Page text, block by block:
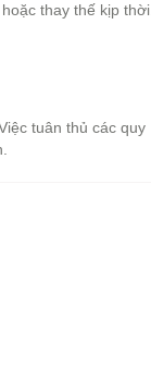
thay thế kịp thời.
tuân thủ các quy